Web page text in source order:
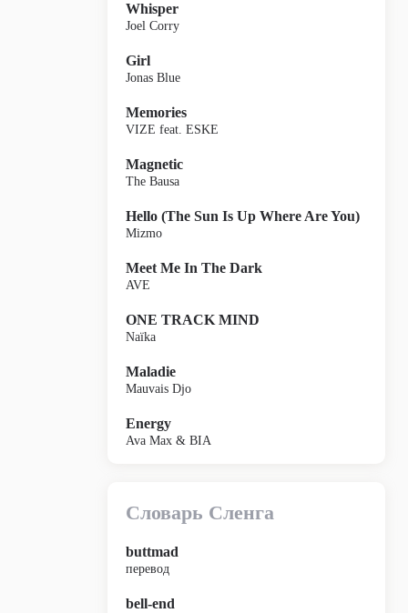
Whisper
Joel Corry
Girl
Jonas Blue
Memories
VIZE feat. ESKE
Magnetic
The Bausa
Hello (The Sun Is Up Where Are You)
Mizmo
Meet Me In The Dark
AVE
ONE TRACK MIND
Naïka
Maladie
Mauvais Djo
Energy
Ava Max & BIA
Словарь Сленга
buttmad
перевод
bell-end